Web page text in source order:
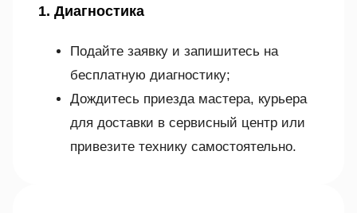
1. Диагностика
Подайте заявку и запишитесь на
бесплатную диагностику;
Дождитесь приезда мастера, курьера
для доставки в сервисный центр или
привезите технику самостоятельно.